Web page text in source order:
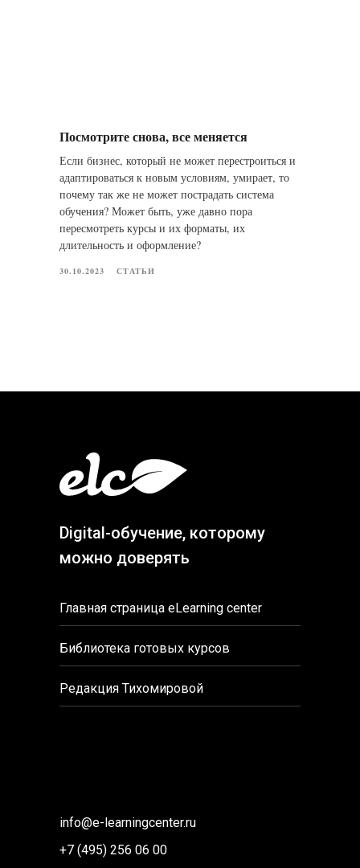
Посмотрите снова, все меняется
Если бизнес, который не может перестроиться и
адаптироваться к новым условиям, умирает, то
почему так же не может пострадать система
обучения? Может быть, уже давно пора
пересмотреть курсы и их форматы, их
длительность и оформление?
30.10.2023 СТАТЬИ
Digital-обучение, которому
можно доверять
Библиотека готовых курсов
Редакция Тихомировой
+7 (495) 256 06 00
info@e-learningcenter.ru
Главная страница eLearning center